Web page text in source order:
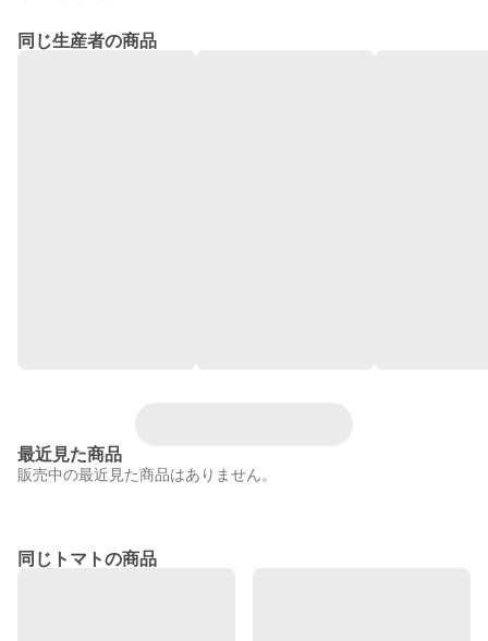
同じ生産者の商品
最近見た商品
販売中の最近見た商品はありません。
同じトマトの商品